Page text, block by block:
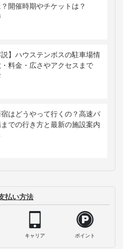
？開催時期やチケットは？
説】ハウステンボスの駐車場情
料金・広さやアクセスまで
はどうやって行くの？高速バ
での行き方と最新の施設案内
払い方法
キャリア ポイント